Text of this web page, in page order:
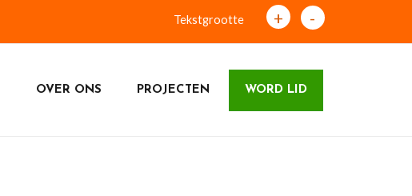
Tekstgrootte + -
OVER ONS PROJECTEN WORD LID